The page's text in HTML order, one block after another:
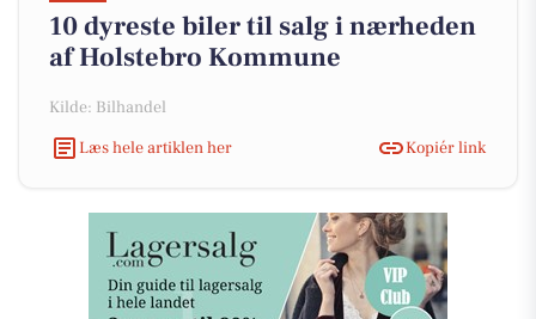
10 dyreste biler til salg i nærheden
af Holstebro Kommune
Kilde: Bilhandel
Læs hele artiklen her
Kopiér link